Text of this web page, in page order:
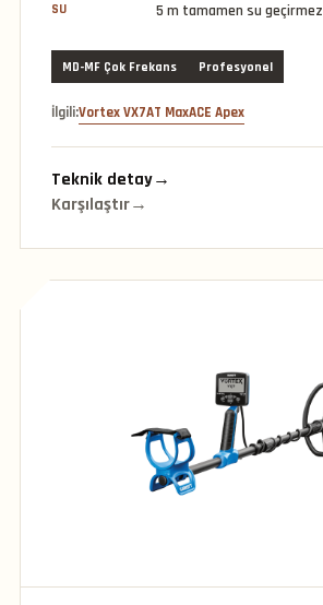
SU 5 m tamamen su geçirmez
MD-MF Çok Frekans Profesyonel
İlgili:Vortex VX7AT MaxACE Apex
Teknik detay→
Karşılaştır→